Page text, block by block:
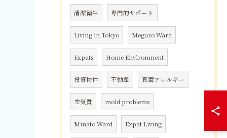
清潔衛生 専門的サポート
Living in Tokyo Meguro Ward
Expats Home Environment
投資物件 不動産 真菌アレルギー
空気質 mold problems
Minato Ward Expat Living